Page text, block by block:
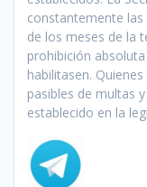
constantemente
de los meses de la
prohibición
habilitasen.
pasibles de multas
establecido en la